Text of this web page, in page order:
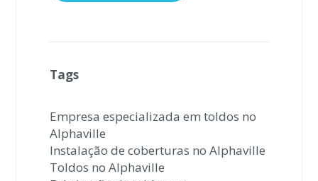
Tags
Empresa especializada em toldos no
Alphaville
Instalação de coberturas no Alphaville
Toldos no Alphaville